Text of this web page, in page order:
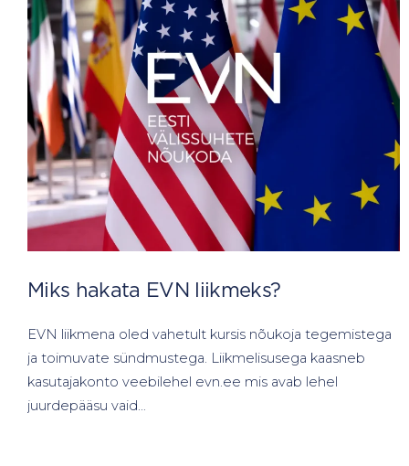
Miks hakata EVN liikmeks?
EVN liikmena oled vahetult kursis nõukoja tegemistega
ja toimuvate sündmustega. Liikmelisusega kaasneb
kasutajakonto veebilehel evn.ee mis avab lehel
juurdepääsu vaid…